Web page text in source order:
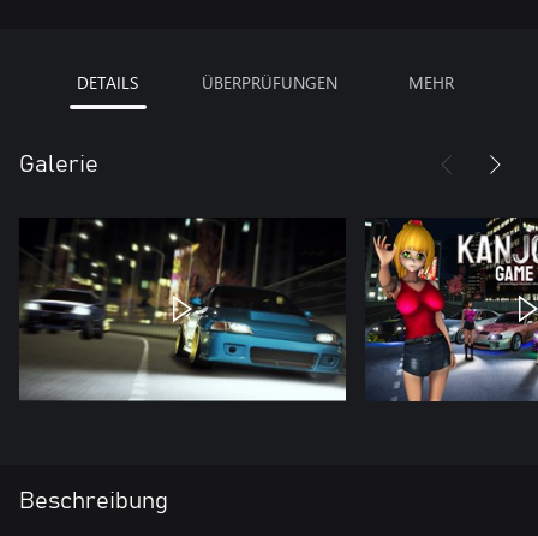
DETAILS ÜBERPRÜFUNGEN MEHR
Galerie
Beschreibung